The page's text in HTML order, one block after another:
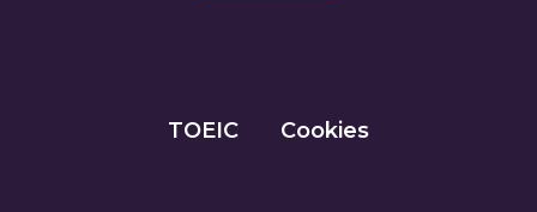
TOEIC Cookies